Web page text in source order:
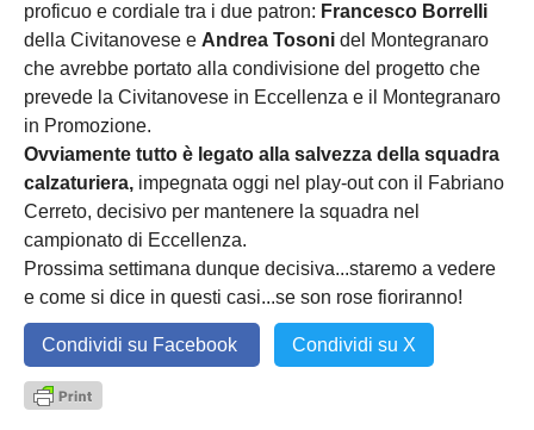
proficuo e cordiale tra i due patron: Francesco Borrelli
della Civitanovese e Andrea Tosoni del Montegranaro
che avrebbe portato alla condivisione del progetto che
prevede la Civitanovese in Eccellenza e il Montegranaro
in Promozione.
Ovviamente tutto è legato alla salvezza della squadra
calzaturiera, impegnata oggi nel play-out con il Fabriano
Cerreto, decisivo per mantenere la squadra nel
campionato di Eccellenza.
Prossima settimana dunque decisiva...staremo a vedere
e come si dice in questi casi...se son rose fioriranno!
Condividi su Facebook Condividi su X